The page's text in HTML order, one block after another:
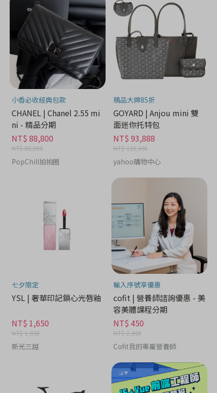
小香必收經典包款
CHANEL | Chanel 2.55 mi
ni - 精品分期
NT$ 88,800
NT$ 88,800
PopChill拍拍圈
精品大牌85折
GOYARD | Anjou mini 雙
面迷你托特包
NT$ 93,888
NT$ 110,456
yahoo購物中心
七夕限定
YSL | 奢華印記鎖心光唇釉
NT$ 1,650
NT$ 1,650
新光三越
輸入序號享優惠
cofit | 營養師諮詢優惠 - 美
容美體課程分期
NT$ 450
NT$ 2,000
Cofit我的專屬營養師